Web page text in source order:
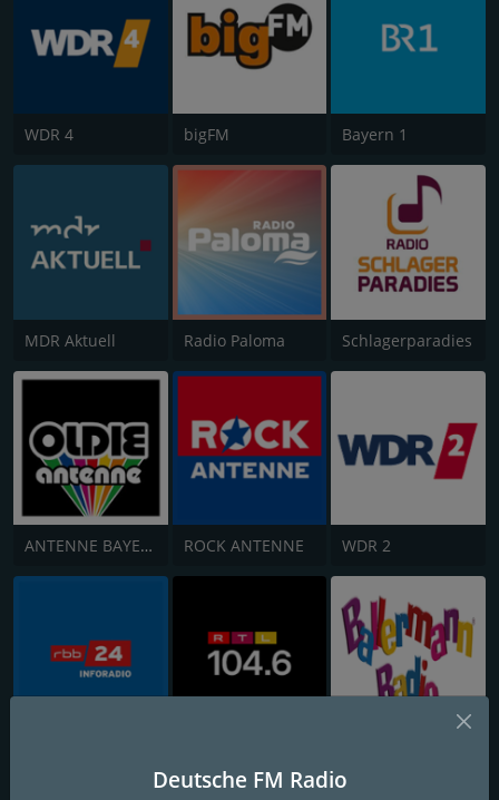
WDR 4 bigFM Bayern 1
MDR Aktuell Radio Paloma Schlagerparadies
ANTENNE BAYERN Oldies but Goldies ROCK ANTENNE WDR 2
Deutsche FM Radio